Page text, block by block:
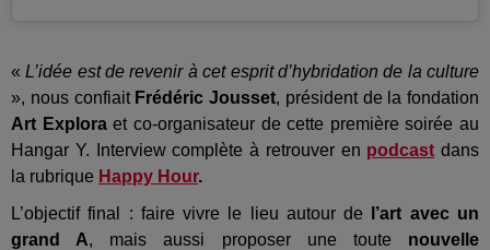
«L’idée est de revenir à cet esprit d’hybridation de la culture
», nous confiait Frédéric Jousset, président de la fondation
Art Exploraet co-organisateur de cette première soirée au
Hangar Y. Interview complète à retrouver en podcast dans
la rubrique Happy Hour.
L’objectif final : faire vivre le lieu autour de
l’art avec un
grand A, mais aussi proposer une toute nouvelle